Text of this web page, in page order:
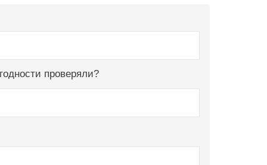
проверяли?